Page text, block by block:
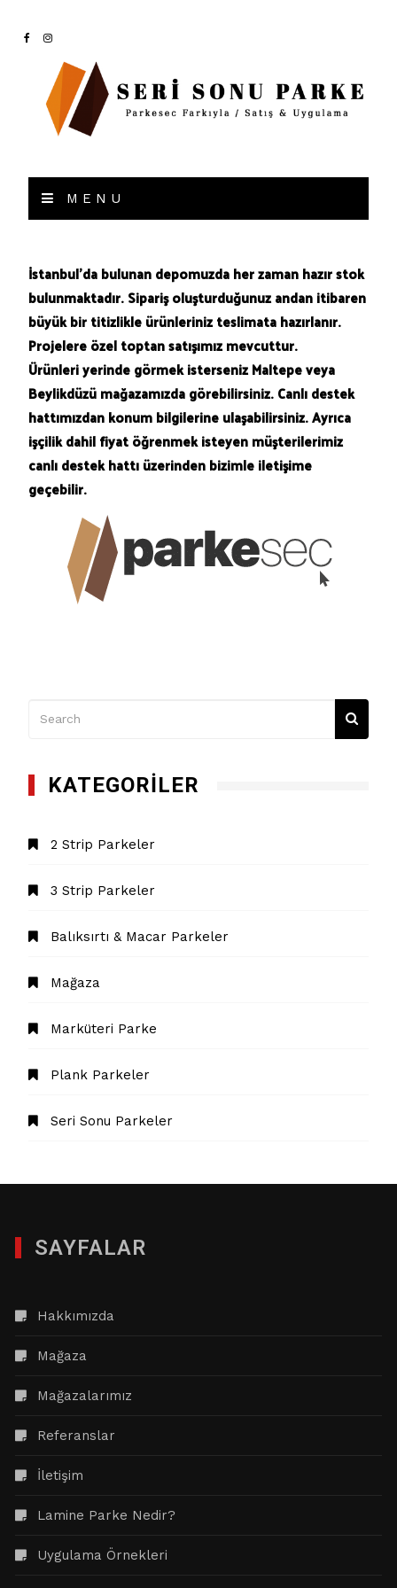
MENU
İstanbul’da bulunan depomuzda her zaman hazır stok
bulunmaktadır. Sipariş oluşturduğunuz andan itibaren
büyük bir titizlikle ürünleriniz teslimata hazırlanır.
Projelere özel toptan satışımız mevcuttur.
Ürünleri yerinde görmek isterseniz Maltepe veya
Beylikdüzü mağazamızda görebilirsiniz. Canlı destek
hattımızdan konum bilgilerine ulaşabilirsiniz. Ayrıca
işçilik dahil fiyat öğrenmek isteyen müşterilerimiz
canlı destek hattı üzerinden bizimle iletişime
geçebilir.
KATEGORILER
2 Strip Parkeler
3 Strip Parkeler
Balıksırtı & Macar Parkeler
Mağaza
Marküteri Parke
Plank Parkeler
Seri Sonu Parkeler
SAYFALAR
Hakkımızda
Mağaza
Mağazalarımız
Referanslar
İletişim
Lamine Parke Nedir?
Uygulama Örnekleri